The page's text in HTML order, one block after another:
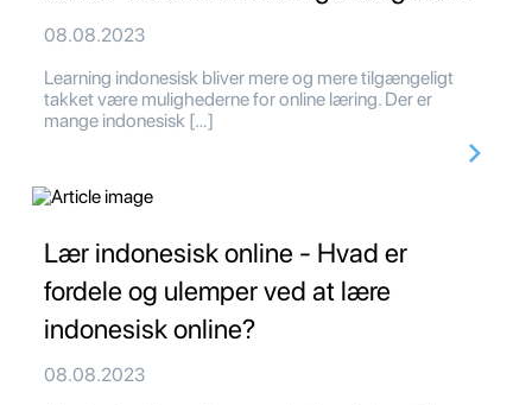
08.08.2023
Learning indonesisk bliver mere og mere tilgængeligt
takket være mulighederne for online læring. Der er
mange indonesisk […]
Lær indonesisk online - Hvad er
fordele og ulemper ved at lære
indonesisk online?
08.08.2023